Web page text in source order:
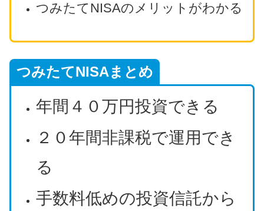
つみたてNISAのメリットがわかる
つみたてNISAまとめ
年間４０万円投資できる
２０年間非課税で運用でき
る
手数料低めの投資信託から